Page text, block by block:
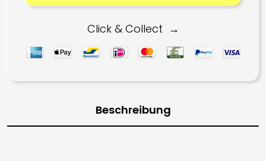
Click & Collect
Beschreibung